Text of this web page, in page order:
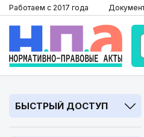
Работаем с 2017 года
БЫСТРЫЙ ДОСТУП